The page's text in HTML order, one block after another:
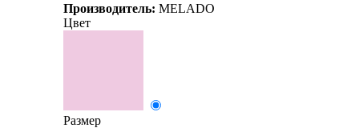
Производитель: MELADO
Цвет
Размер